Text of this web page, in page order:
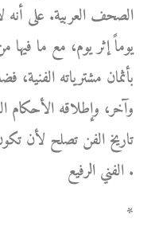
الصحف العربية. على أنه
يوماً إثر يوم، مع ما
بأثمان مشترياته الفنية،
وآخر، وإطلاقه الأحكام
تاريخ الفن تصلح لأن
الفني الرفيع .
*